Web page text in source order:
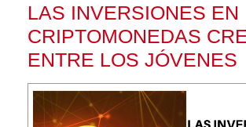
LAS INVERSIONES EN
CRIPTOMONEDAS
ENTRE LOS JÓVENES